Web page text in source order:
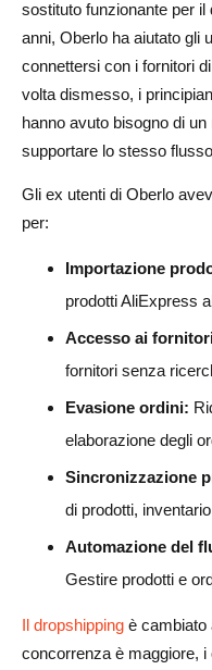
sostituto funzionante per
anni, Oberlo ha aiutato gli
connettersi con i fornitori
volta dismesso, i
hanno avuto bisogno di
supportare lo stesso
Gli ex utenti di Oberlo
per:
Importazione
prodotti AliExpress
Accesso ai
fornitori senza
Evasione ordini:
elaborazione degli
Sincronizzazione
di prodotti,
Automazione del
Gestire prodotti e
Il dropshipping è cambiato
concorrenza è maggiore,